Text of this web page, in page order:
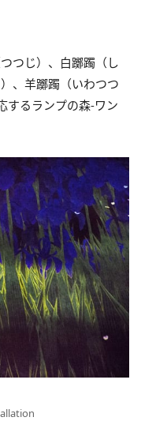
つじ）、白躑躅（し
、羊躑躅（いわつつ
するランプの森-ワン